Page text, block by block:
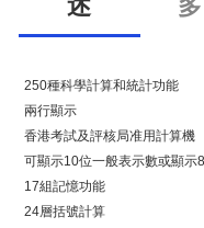
250種科學計算和統計功能
兩行顯示
香港考試及評核局准用計算機
可顯示10位一般表示數或顯示
17組記憶功能
24層括號計算